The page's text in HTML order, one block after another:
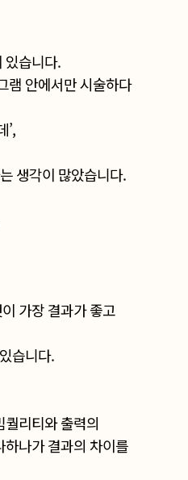
있습니다.
램 안에서만 시술하다
’,
생각이 많았습니다.
가장 결과가 좋고
습니다.
리티와 출력의
나가 결과의 차이를